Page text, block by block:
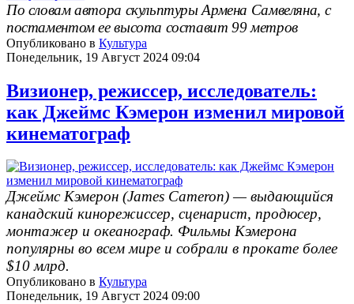
По словам автора скульптуры Армена Самвеляна, с
постаментом ее высота составит 99 метров
Опубликовано в Культура
Понедельник, 19 Август 2024 09:04
Визионер, режиссер, исследователь:
как Джеймс Кэмерон изменил мировой
кинематограф
Джеймс Кэмерон (James Cameron) — выдающийся
канадский кинорежиссер, сценарист, продюсер,
монтажер и океанограф. Фильмы Кэмерона
популярны во всем мире и собрали в прокате более
$10 млрд.
Опубликовано в Культура
Понедельник, 19 Август 2024 09:00